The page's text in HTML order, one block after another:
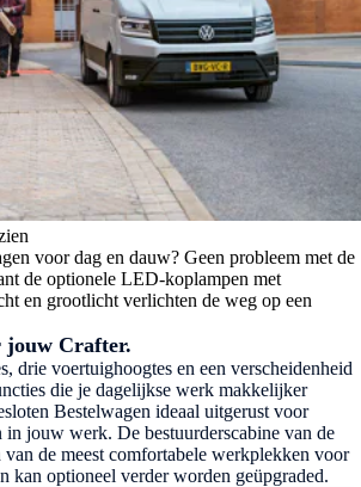
voor dag en dauw? Geen probleem met de
de optionele LED-koplampen met
en grootlicht verlichten de weg op een
jouw Crafter.
drie voertuighoogtes en een verscheidenheid
die je dagelijkse werk makkelijker
Bestelwagen ideaal uitgerust voor
jouw werk. De bestuurderscabine van de
van de meest comfortabele werkplekken voor
kan optioneel verder worden geüpgraded.